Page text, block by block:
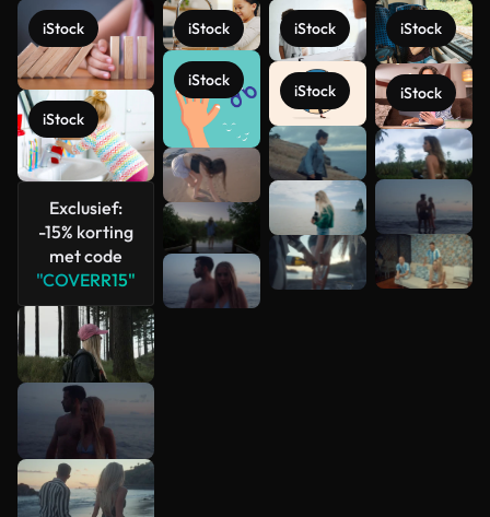
iStock
iStock
Exclusief:
-15% korting
met code
"COVERR15"
iStock
iStock
iStock
iStock
iStock
iStock
Meer
bekijken